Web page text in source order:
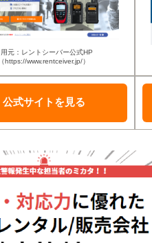
用元：レントシーバー公式HP
（https://www.rentceiver.jp/）
公式サイトを見る